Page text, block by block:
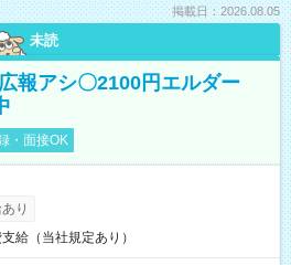
掲載日：2026.08.05
未読
報アシ〇2100円エルダー
・面接OK
り
給（当社規定あり）